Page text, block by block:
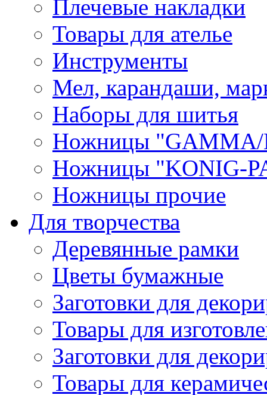
Плечевые накладки
Товары для ателье
Инструменты
Мел, карандаши,
Наборы для шитья
Ножницы "GAMMA/
Ножницы "KONIG-
Ножницы прочие
Для творчества
Деревянные рамки
Цветы бумажные
Заготовки для
Товары для
Заготовки для
Товары для